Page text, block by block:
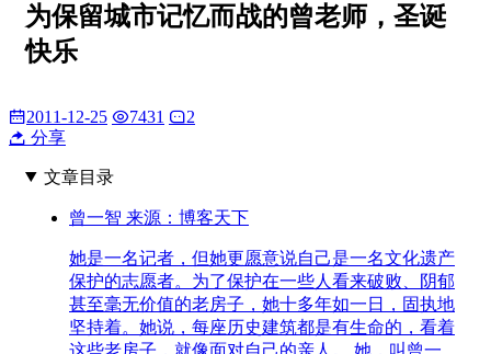
为保留城市记忆而战的曾老师，圣诞
快乐
2011-12-25 7431
2
分享
文章目录
曾一智 来源：博客天下
她是一名记者，但她更愿意说自己是一名文化遗产
保护的志愿者。为了保护在一些人看来破败、阴郁
甚至毫无价值的老房子，她十多年如一日，固执地
坚持着。她说，每座历史建筑都是有生命的，看着
这些老房子，就像面对自己的亲人。 她，叫曾一